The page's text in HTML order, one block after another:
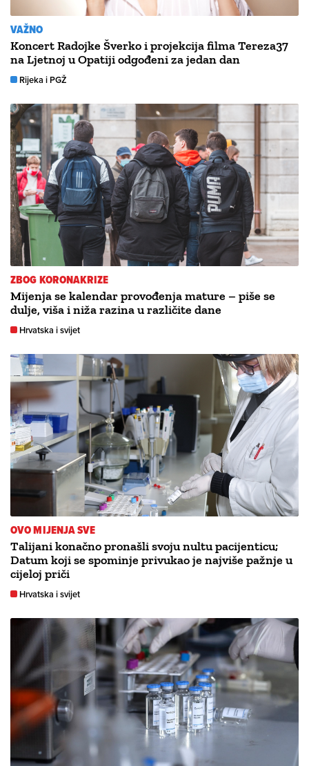
VAŽNO
Koncert Radojke Šverko i projekcija filma Tereza37
na Ljetnoj u Opatiji odgođeni za jedan dan
Rijeka i PGŽ
ZBOG KORONAKRIZE
Mijenja se kalendar provođenja mature – piše se
dulje, viša i niža razina u različite dane
Hrvatska i svijet
OVO MIJENJA SVE
Talijani konačno pronašli svoju nultu pacijenticu;
Datum koji se spominje privukao je najviše pažnje u
cijeloj priči
Hrvatska i svijet